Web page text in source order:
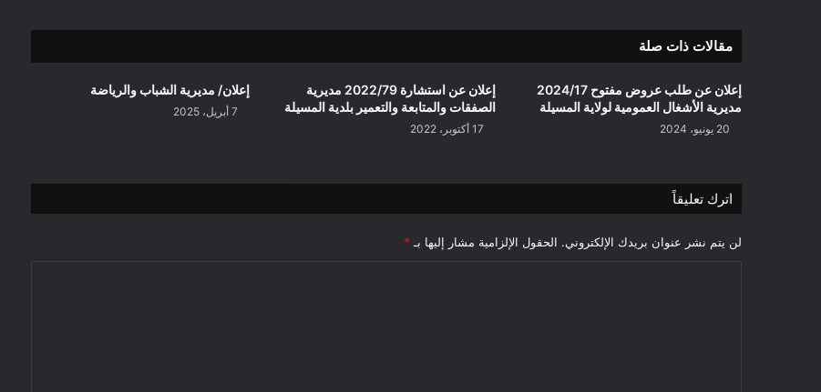
مقالات ذات صلة
إعلان عن طلب عروض مفتوح 2024/17
مديرية الأشغال العمومية لولاية المسيلة
20 يونيو، 2024
إعلان عن استشارة 2022/79 مديرية
الصفقات والمتابعة والتعمير بلدية المسيلة
17 أكتوبر، 2022
إعلان/ مديرية الشباب والرياضة
7 أبريل، 2025
اترك تعليقاً
لن يتم نشر عنوان بريدك الإلكتروني. الحقول الإلزامية مشار إليها بـ *